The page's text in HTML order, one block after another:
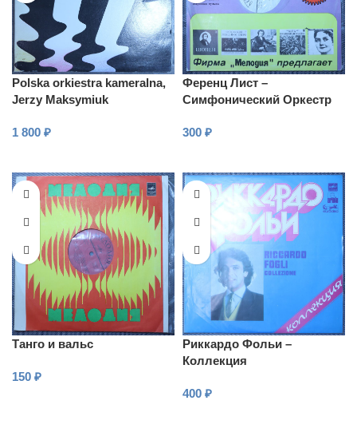
Polska orkiestra kameralna,
Jerzy Maksymiuk
1 800 ₽
Ференц Лист –
Симфонический Оркестр
300 ₽
Танго и вальс
150 ₽
Риккардо Фольи –
Коллекция
400 ₽